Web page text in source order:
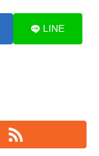
LINE